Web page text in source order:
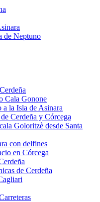
de Neptuno
Cala Gonone
la Isla de Asinara
Cerdeña y Córcega
Goloritzè desde Santa
con delfines
en Córcega
de Cerdeña